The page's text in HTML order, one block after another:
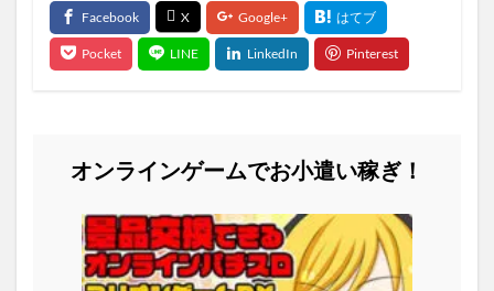
オンラインゲームでお小遣い稼ぎ！